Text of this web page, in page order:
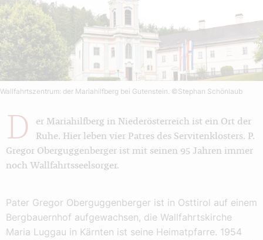
Wallfahrtszentrum: der Mariahilfberg bei Gutenstein. ©Stephan Schönlaub
D
er Mariahilfberg in Niederösterreich ist ein Ort der
Ruhe. Hier leben vier Patres des Servitenklosters. P.
Gregor Oberguggenberger ist mit seinen 95 Jahren immer
noch Wallfahrtsseelsorger.
Pater Gregor Oberguggenberger ist in Osttirol auf einem
Bergbauernhof aufgewachsen, die Wallfahrtskirche
Maria Luggau in Kärnten ist seine Heimatpfarre. 1954